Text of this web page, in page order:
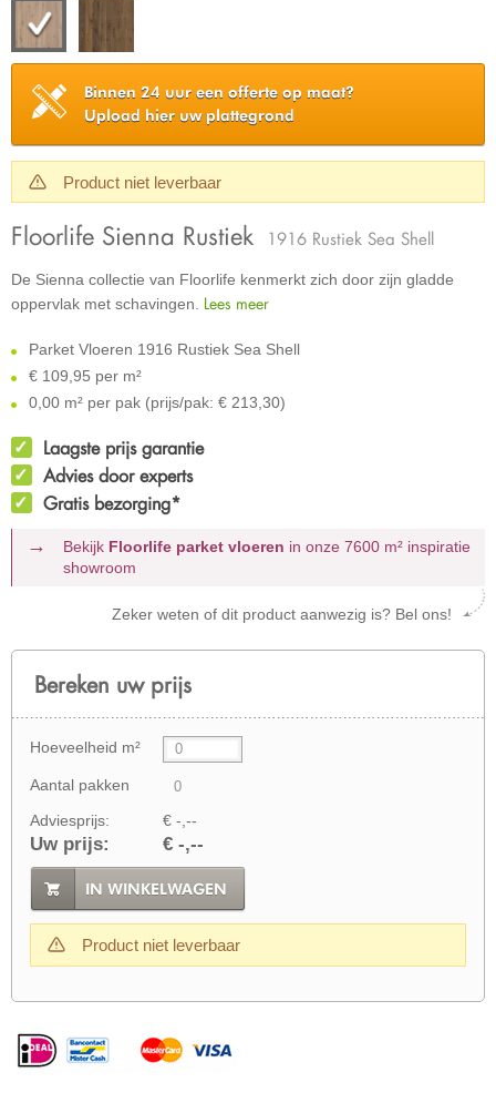
Binnen 24 uur een offerte op maat?
Upload hier uw plattegrond
Product niet leverbaar
Floorlife Sienna Rustiek 1916 Rustiek Sea Shell
De Sienna collectie van Floorlife kenmerkt zich door zijn gladde
oppervlak met schavingen. Lees meer
Parket Vloeren 1916 Rustiek Sea Shell
€ 109,95 per m²
0,00 m² per pak (prijs/pak: € 213,30)
Laagste prijs garantie
Advies door experts
Gratis bezorging*
Bekijk Floorlife parket vloeren in onze 7600 m² inspiratie
showroom
Zeker weten of dit product aanwezig is? Bel ons!
Bereken uw prijs
Hoeveelheid m²
Aantal pakken
Adviesprijs: € -,--
Uw prijs: € -,--
IN WINKELWAGEN
Product niet leverbaar